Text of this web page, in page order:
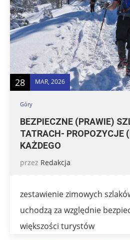
28 MAR, 2026
Góry
BEZPIECZNE (PRAWIE)
TATRACH- PROPOZYCJE
KAŻDEGO
przez Redakcja
zestawienie zimowych
uchodzą za względnie
większości turystów